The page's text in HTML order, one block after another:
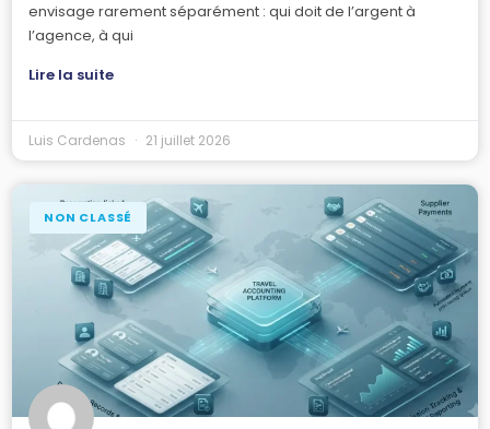
envisage rarement séparément : qui doit de l’argent à
l’agence, à qui
Lire la suite
Luis Cardenas 21 juillet 2026
NON CLASSÉ